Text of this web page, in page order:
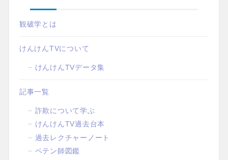
観破学とは
けんけんTVについて
けんけんTVデータ集
記事一覧
詐欺について学ぶ
けんけんTV過去台本
過去レクチャーノート
ペテン師図鑑